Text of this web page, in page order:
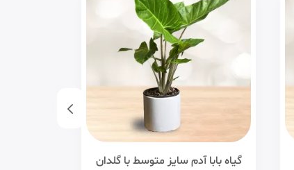
یوکا سایز بزرگ با گلدان سرامیکی